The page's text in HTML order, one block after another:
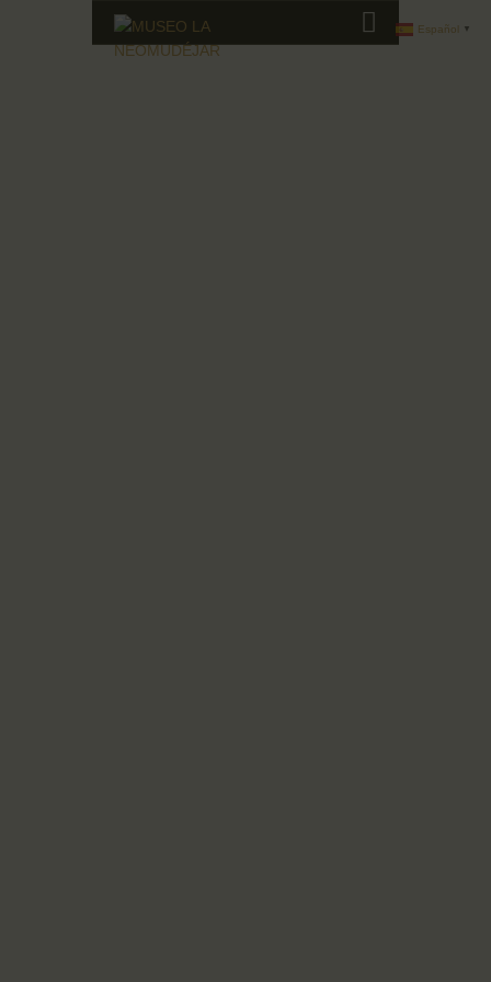
Español ▼